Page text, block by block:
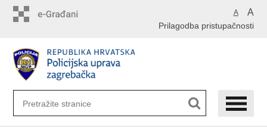
A A
Prilagodba pristupačnosti